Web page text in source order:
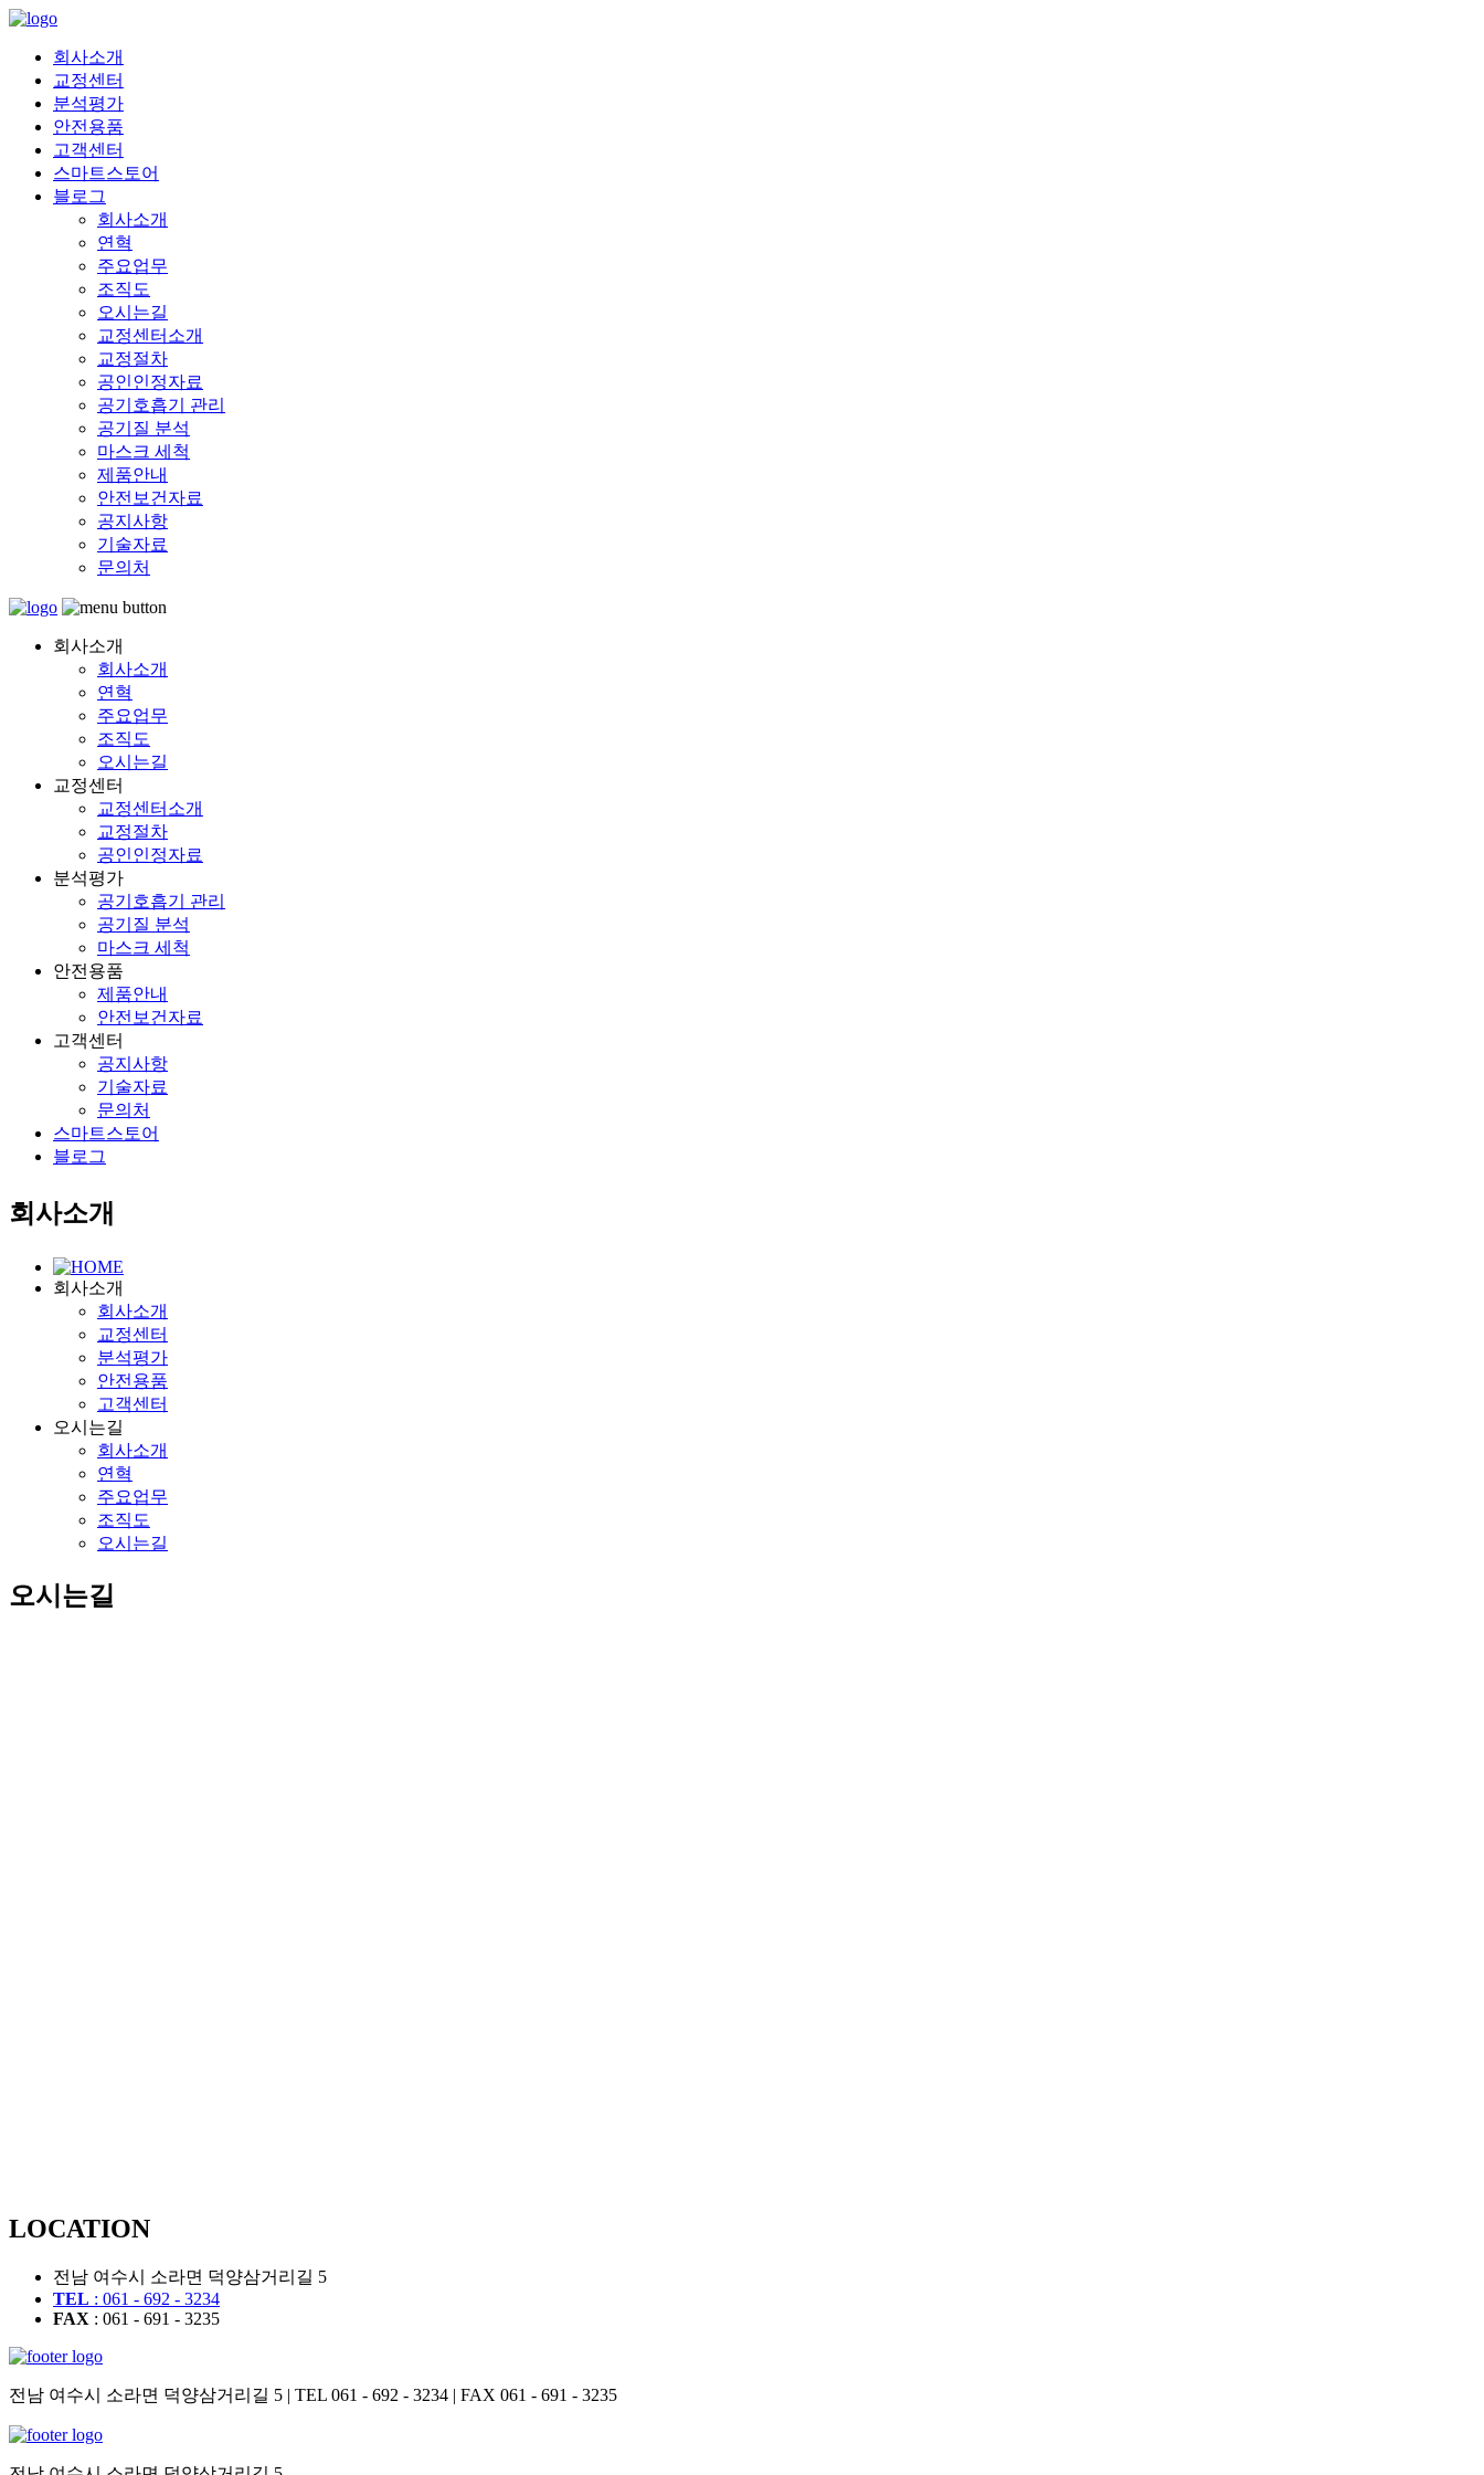
회사소개
교정센터
분석평가
안전용품
고객센터
스마트스토어
블로그
회사소개
연혁
주요업무
조직도
오시는길
교정센터소개
교정절차
공인인정자료
공기호흡기 관리
공기질 분석
마스크 세척
제품안내
안전보건자료
공지사항
기술자료
문의처
회사소개
회사소개
연혁
주요업무
조직도
오시는길
교정센터
교정센터소개
교정절차
공인인정자료
분석평가
공기호흡기 관리
공기질 분석
마스크 세척
안전용품
제품안내
안전보건자료
고객센터
공지사항
기술자료
문의처
스마트스토어
블로그
회사소개
회사소개
회사소개
교정센터
분석평가
안전용품
고객센터
오시는길
회사소개
연혁
주요업무
조직도
오시는길
오시는길
LOCATION
전남 여수시 소라면 덕양삼거리길 5
TEL : 061 - 692 - 3234
FAX : 061 - 691 - 3235
전남 여수시 소라면 덕양삼거리길 5 | TEL 061 - 692 - 3234 | FAX 061 - 691 - 3235